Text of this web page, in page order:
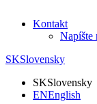
Kontakt
Napíšte
SKSlovensky
SKSlovensky
ENEnglish